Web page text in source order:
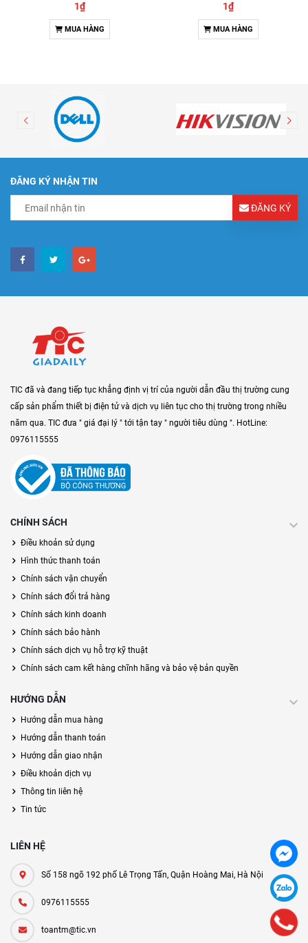
1₫
MUA HÀNG
1₫
MUA HÀNG
ĐĂNG KÝ NHẬN TIN
ĐĂNG KÝ
TIC đã và đang tiếp tục khẳng định vị trí của người dẫn đầu thị trường cung
cấp sản phẩm thiết bị điện tử và dịch vụ liên tục cho thị trường trong nhiều
năm qua. TIC đưa " giá đại lý " tới tận tay " người tiêu dùng ". HotLine:
0976115555
CHÍNH SÁCH
Điều khoản sử dụng
Hình thức thanh toán
Chính sách vận chuyển
Chính sách đổi trả hàng
Chính sách kinh doanh
Chính sách bảo hành
Chính sách dịch vụ hỗ trợ kỹ thuật
Chính sách cam kết hàng chĩnh hãng và bảo vệ bản quyền
HƯỚNG DẪN
Hướng dẫn mua hàng
Hướng dẫn thanh toán
Hướng dẫn giao nhận
Điều khoản dịch vụ
Thông tin liên hệ
Tin tức
LIÊN HỆ
Số 158 ngõ 192 phố Lê Trọng Tấn, Quận Hoàng Mai, Hà Nội
0976115555
toantm@tic.vn